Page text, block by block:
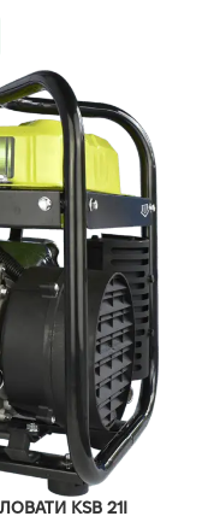
KSB 21I